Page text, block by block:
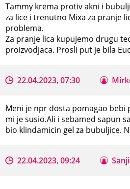
Tammy krema protiv akni i
za lice i trenutno Mixa za pranje
problema.
Za pranje lica kupujemo drugu
proizvodjaca. Prosli put je bila
22.04.2023, 07:30
Meni je npr dosta pomagao
mi je susio.Ali i sebamed sapun
bio klindamicin gel za bubuljice.
22.04.2023, 09:24